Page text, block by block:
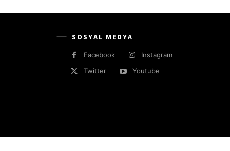
SOSYAL MEDYA
Facebook
Instagram
Twitter
Youtube